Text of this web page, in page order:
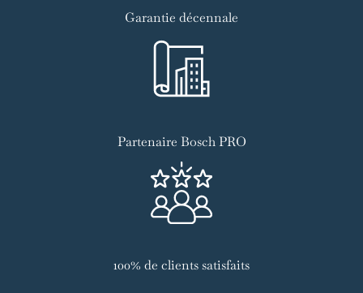
Garantie décennale
Partenaire Bosch PRO
100% de clients satisfaits